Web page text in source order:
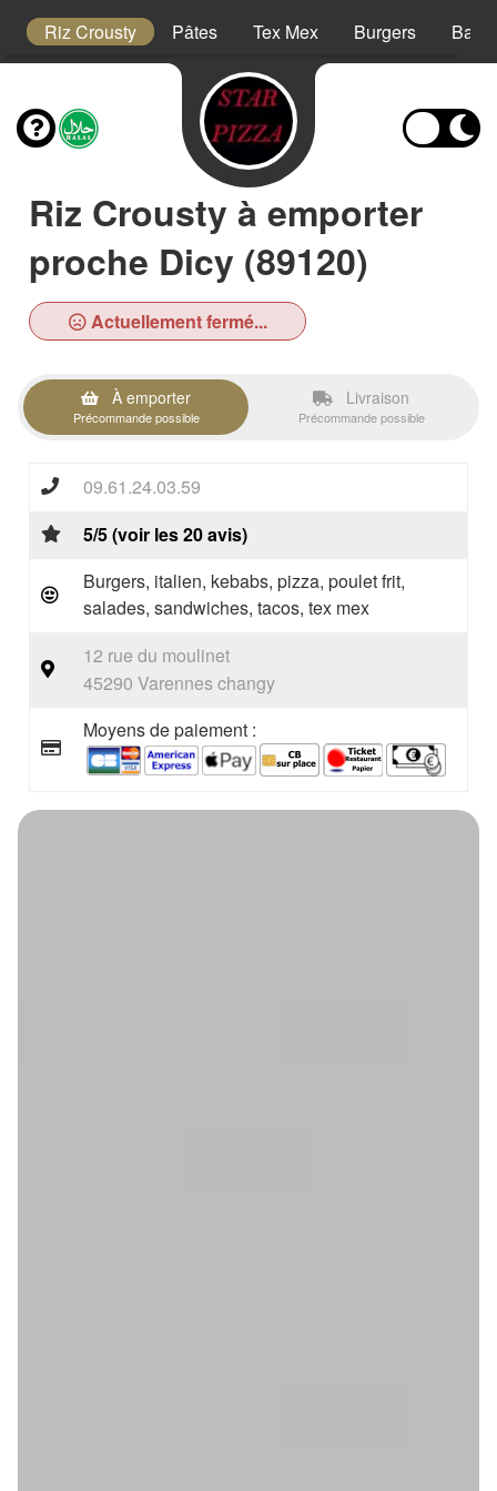
Riz Crousty Pâtes Tex Mex Burgers
Riz Crousty à emporter
proche Dicy (89120)
Actuellement fermé...
À emporter
Précommande possible
Livraison
Précommande possible
09.61.24.03.59
5/5 (voir les 20 avis)
Burgers, italien, kebabs, pizza, poulet frit,
salades, sandwiches, tacos, tex mex
12 rue du moulinet
45290 Varennes changy
Moyens de paiement :